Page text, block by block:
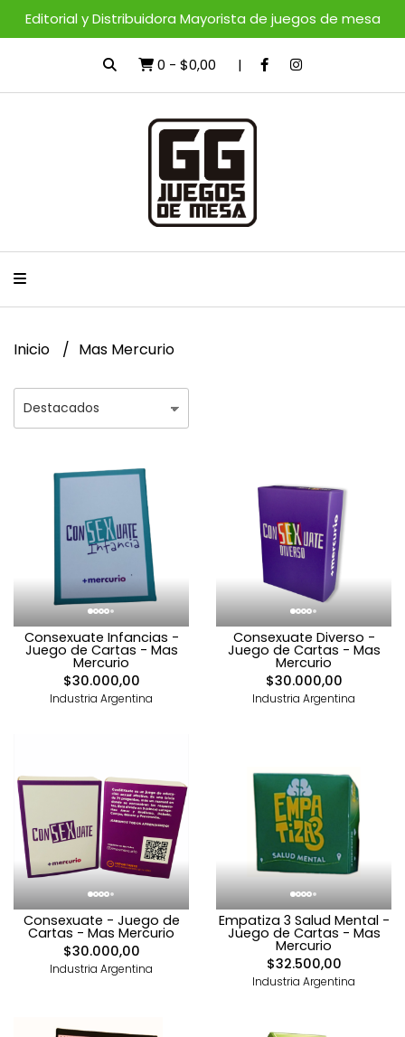
Editorial y Distribuidora Mayorista de juegos de mesa
0 - $0,00
Inicio Mas Mercurio
Consexuate Infancias -
Juego de Cartas - Mas
Mercurio
$30.000,00
Industria Argentina
Consexuate Diverso -
Juego de Cartas - Mas
Mercurio
$30.000,00
Industria Argentina
Consexuate - Juego de
Cartas - Mas Mercurio
$30.000,00
Industria Argentina
Empatiza 3 Salud Mental -
Juego de Cartas - Mas
Mercurio
$32.500,00
Industria Argentina